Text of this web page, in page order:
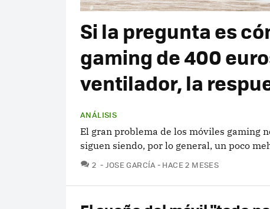
Si la pregunta es
gaming de 400
ventilador, la
ANÁLISIS
El gran problema de los móviles gaming
siguen siendo, por lo general, un poco
2 COMENTARIOS
JOSE GARCÍA HACE 2 MESES